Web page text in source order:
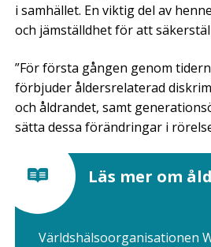
i samhället. En viktig del av
och jämställdhet för att
”För första gången genom
förbjuder åldersrelaterad
och åldrandet, samt
sätta dessa förändringar i
Läs mer om
Världshälsoorganisationen